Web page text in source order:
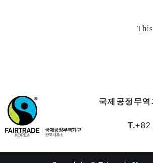
국제공정무
T.+82